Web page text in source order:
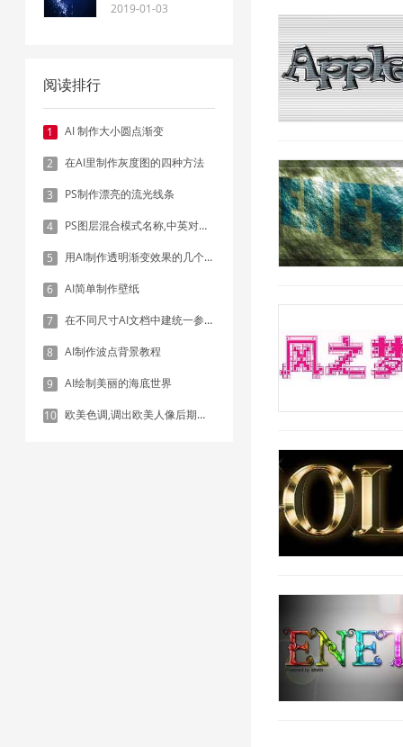
2019-01-03
阅读排行
1 AI 制作大小圆点渐变
2 在AI里制作灰度图的四种方法
3 PS制作漂亮的流光线条
4 PS图层混合模式名称,中英对照表
5 用AI制作透明渐变效果的几个方法
6 AI简单制作壁纸
7 在不同尺寸AI文档中建统一参考线 - 方法1：对齐和分布
8 AI制作波点背景教程
9 AI绘制美丽的海底世界
10 欧美色调,调出欧美人像后期色调实例